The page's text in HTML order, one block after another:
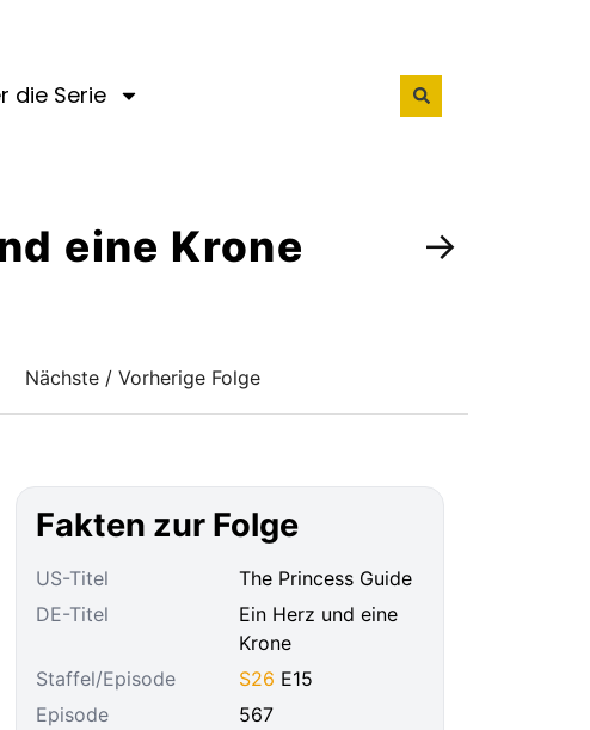
die Serie
eine Krone →
Nächste / Vorherige Folge
Fakten zur Folge
US-Titel
The Princess Guide
DE-Titel
Ein Herz und eine
Krone
Staffel/Episode
S26 E15
Episode
567